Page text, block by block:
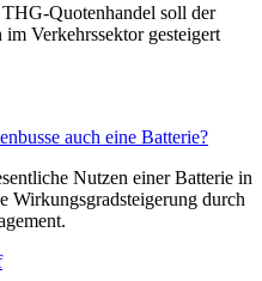
Quotenhandel soll der
Verkehrssektor gesteigert
auch eine Batterie?
Nutzen einer Batterie in
Wirkungsgradsteigerung durch